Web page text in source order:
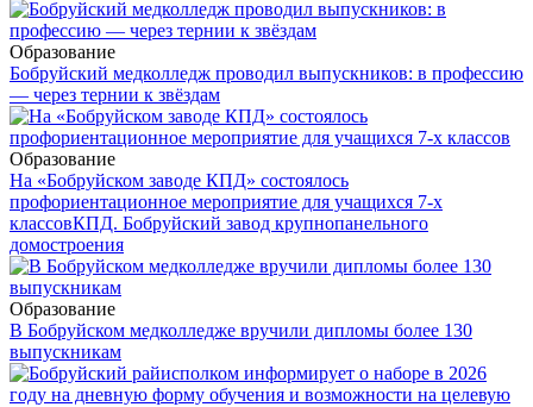
Образование
Бобруйский медколледж проводил выпускников: в профессию
— через тернии к звёздам
Образование
На «Бобруйском заводе КПД» состоялось
профориентационное мероприятие для учащихся 7-х
классовКПД. Бобруйский завод крупнопанельного
домостроения
Образование
В Бобруйском медколледже вручили дипломы более 130
выпускникам